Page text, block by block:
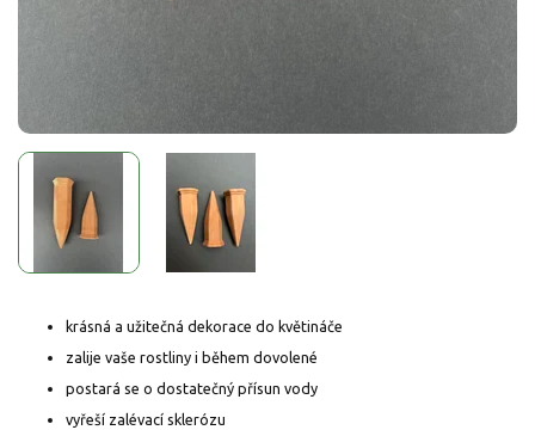
krásná a užitečná dekorace do květináče
zalije vaše rostliny i během dovolené
postará se o dostatečný přísun vody
vyřeší zalévací sklerózu